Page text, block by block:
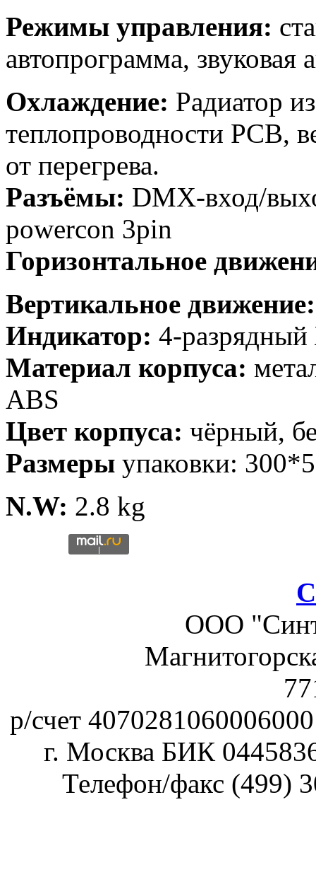
Режимы управления:
автопрограмма,
Охлаждение: Радиатор
теплопроводности РСВ,
от перегрева.
Разъёмы: DMX-вход/
powercon 3pin
Горизонтальное
Вертикальное движение:
Индикатор: 4-
Материал корпуса:
ABS
Цвет корпуса: чёрный,
Размеры упаковки:
N.W: 2.8 kg
ООО
р/счет
г. Москва БИК
Телефон/факс (499)